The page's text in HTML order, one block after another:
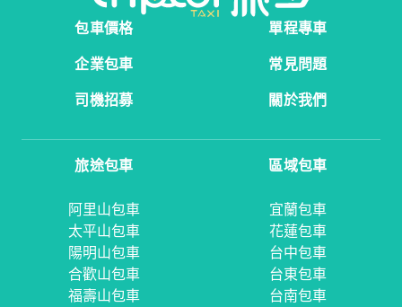
包車價格
單程專車
企業包車
常見問題
司機招募
關於我們
旅途包車
阿里山包車
太平山包車
陽明山包車
合歡山包車
福壽山包車
區域包車
宜蘭包車
花蓮包車
台中包車
台東包車
台南包車